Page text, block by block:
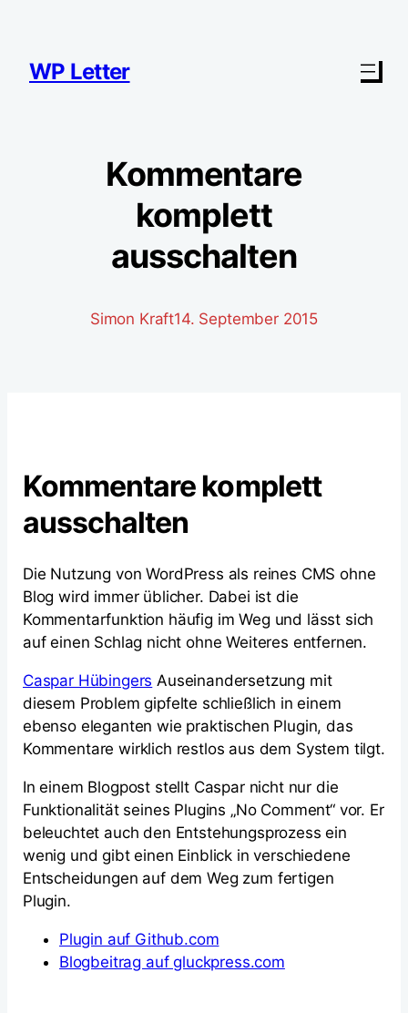
springen
WP Letter
Kommentare
komplett
ausschalten
Simon Kraft14. September 2015
Kommentare komplett
ausschalten
Die Nutzung von WordPress als reines CMS ohne
Blog wird immer üblicher. Dabei ist die
Kommentarfunktion häufig im Weg und lässt sich
auf einen Schlag nicht ohne Weiteres entfernen.
Caspar Hübingers Auseinandersetzung mit
diesem Problem gipfelte schließlich in einem
ebenso eleganten wie praktischen Plugin, das
Kommentare wirklich restlos aus dem System tilgt.
In einem Blogpost stellt Caspar nicht nur die
Funktionalität seines Plugins „No Comment“ vor. Er
beleuchtet auch den Entstehungsprozess ein
wenig und gibt einen Einblick in verschiedene
Entscheidungen auf dem Weg zum fertigen
Plugin.
Plugin auf Github.com
Blogbeitrag auf gluckpress.com